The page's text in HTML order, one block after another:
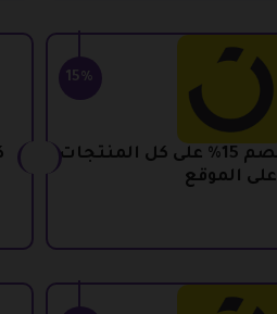
15%
رمز كوبون نون خصم 15% على كل المنتجات
على الموقع